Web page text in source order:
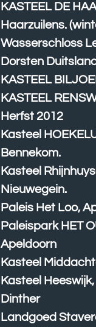
KASTEEL DE
Haarzuilens.
Wasserschloss
Dorsten
KASTEEL
KASTEEL
Herfst 2012
Kasteel
Bennekom.
Kasteel
Nieuwegein.
Paleis Het Loo,
Paleispark HET
Apeldoorn
Kasteel
Kasteel
Dinther
Landgoed